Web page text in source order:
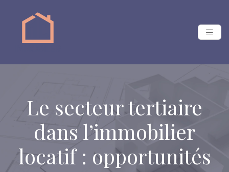
Le secteur tertiaire
dans l’immobilier
locatif : opportunités